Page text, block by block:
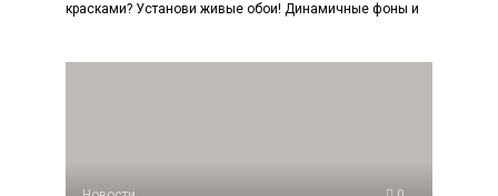
красками? Установи живые обои! Динамичные фоны и